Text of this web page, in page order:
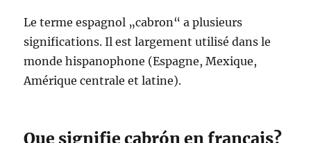
Le terme espagnol „cabron“ a plusieurs
significations. Il est largement utilisé dans le
monde hispanophone (Espagne, Mexique,
Amérique centrale et latine).
Que signifie cabrón en français?